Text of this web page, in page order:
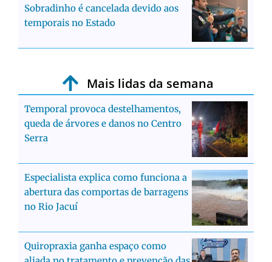
Sobradinho é cancelada devido aos
temporais no Estado
Mais lidas da semana
Temporal provoca destelhamentos,
queda de árvores e danos no Centro
Serra
Especialista explica como funciona a
abertura das comportas de barragens
no Rio Jacuí
Quiropraxia ganha espaço como